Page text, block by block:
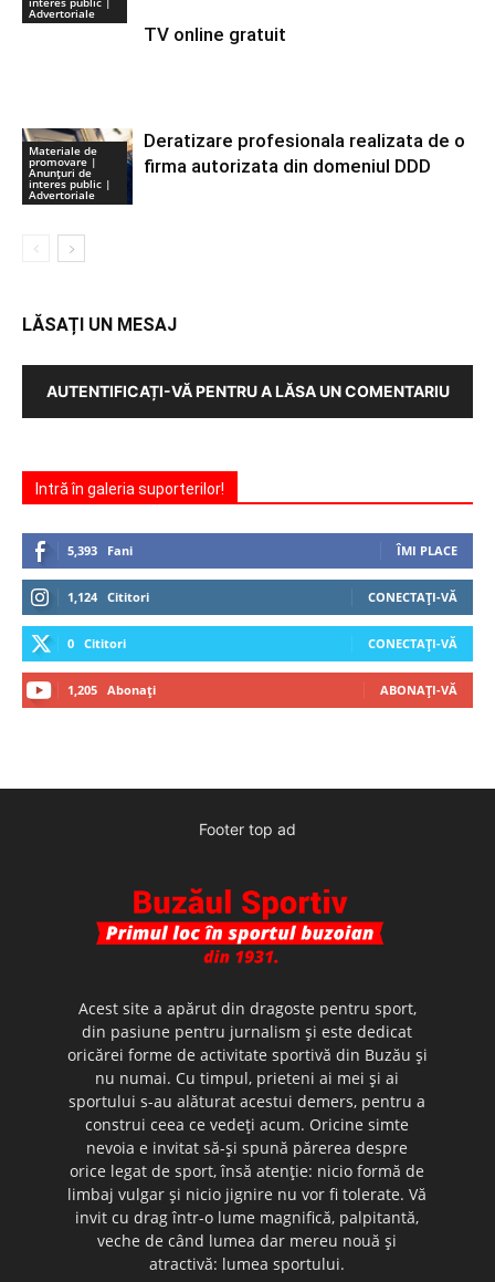
Advertoriale
TV online gratuit
Materiale de
promovare |
Anunţuri de
interes public |
Advertoriale
Deratizare profesionala realizata de o
firma autorizata din domeniul DDD
LĂSAȚI UN MESAJ
AUTENTIFICAȚI-VĂ PENTRU A LĂSA UN COMENTARIU
Intră în galeria suporterilor!
5,393 Fani ÎMI PLACE
1,124 Cititori CONECTAȚI-VĂ
0 Cititori CONECTAȚI-VĂ
1,205 Abonați ABONAȚI-VĂ
Footer top ad
Acest site a apărut din dragoste pentru sport,
din pasiune pentru jurnalism şi este dedicat
oricărei forme de activitate sportivă din Buzău şi
nu numai. Cu timpul, prieteni ai mei şi ai
sportului s-au alăturat acestui demers, pentru a
construi ceea ce vedeţi acum. Oricine simte
nevoia e invitat să-şi spună părerea despre
orice legat de sport, însă atenţie: nicio formă de
limbaj vulgar şi nicio jignire nu vor fi tolerate. Vă
invit cu drag într-o lume magnifică, palpitantă,
veche de când lumea dar mereu nouă şi
atractivă: lumea sportului.